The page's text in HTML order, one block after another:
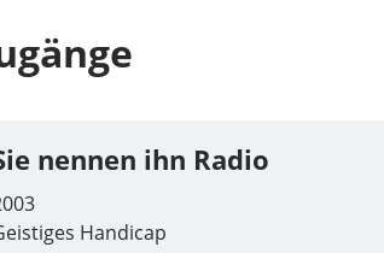
nennen ihn Radio
Handicap